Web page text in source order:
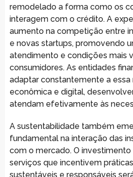
remodelado a forma como os
interagem com o crédito. A
aumento na competição entre
e novas startups, promovendo
atendimento e condições mais
consumidores. As entidades
adaptar constantemente a essa
econômica e digital,
atendam efetivamente às
A sustentabilidade também
fundamental na interação das
com o mercado. O
serviços que incentivem
sustentáveis e responsáveis